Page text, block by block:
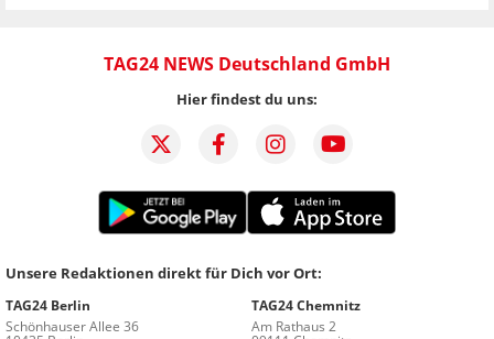
TAG24 NEWS Deutschland GmbH
Hier findest du uns:
Unsere Redaktionen direkt für Dich vor Ort:
TAG24 Berlin
Schönhauser Allee 36
TAG24 Chemnitz
Am Rathaus 2